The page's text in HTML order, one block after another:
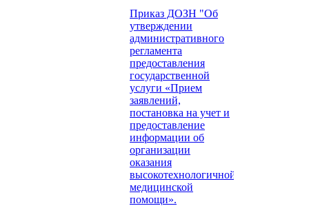
Приказ ДОЗН "Об
утверждении
административного
регламента
предоставления
государственной
услуги «Прием
заявлений,
постановка на учет и
предоставление
информации об
организации
оказания
высокотехнологичной
медицинской
помощи».